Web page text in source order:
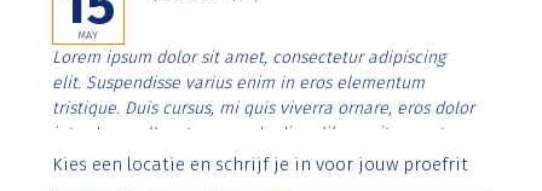
MAY
Lorem ipsum dolor sit amet, consectetur adipiscing
elit. Suspendisse varius enim in eros elementum
tristique. Duis cursus, mi quis viverra ornare, eros dolor
interdum nulla, ut commodo diam libero vitae erat.
Aenean faucibus nibh et justo cursus id rutrum lorem
Kies een locatie en schrijf je in voor jouw proefrit